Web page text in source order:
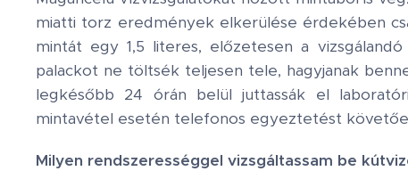
miatti torz eredmények elkerülése érdekében
mintát egy 1,5 literes, előzetesen a
palackot ne töltsék teljesen tele, hagyjanak
legkésőbb 24 órán belül juttassák el
mintavétel esetén telefonos egyeztetést
Milyen rendszerességgel vizsgáltassam be